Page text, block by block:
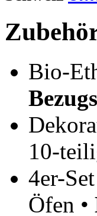
Bio-
10-
4er-
Öfen •